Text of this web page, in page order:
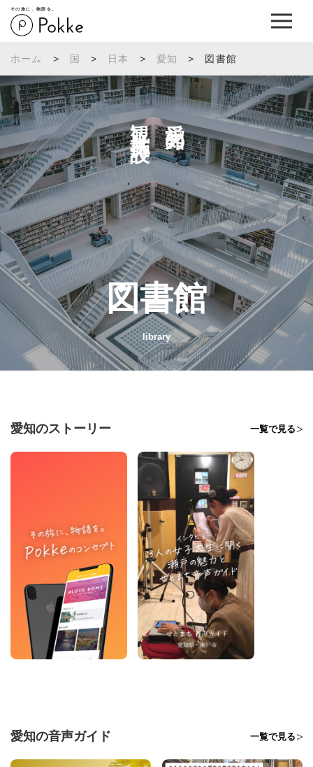
その旅に、物語を。
ホーム > 国 > 日本 > 愛知 > 図書館
愛知の
観光施設へ
図書館
library
愛知のストーリー 一覧で見る
愛知の音声ガイド 一覧で見る